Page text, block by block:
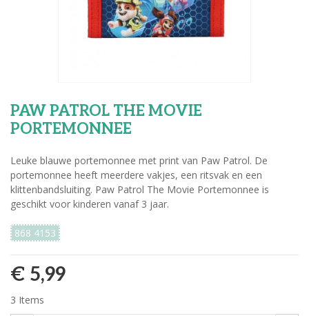
PAW PATROL THE MOVIE
PORTEMONNEE
Leuke blauwe portemonnee met print van Paw Patrol. De
portemonnee heeft meerdere vakjes, een ritsvak en een
klittenbandsluiting. Paw Patrol The Movie Portemonnee is
geschikt voor kinderen vanaf 3 jaar.
868 4153
€ 5,99
3 Items